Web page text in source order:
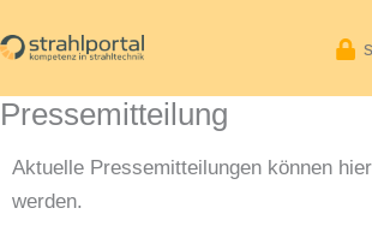
Inhalt
Pressemitteilung
Aktuelle Pressemitteilungen können
werden.